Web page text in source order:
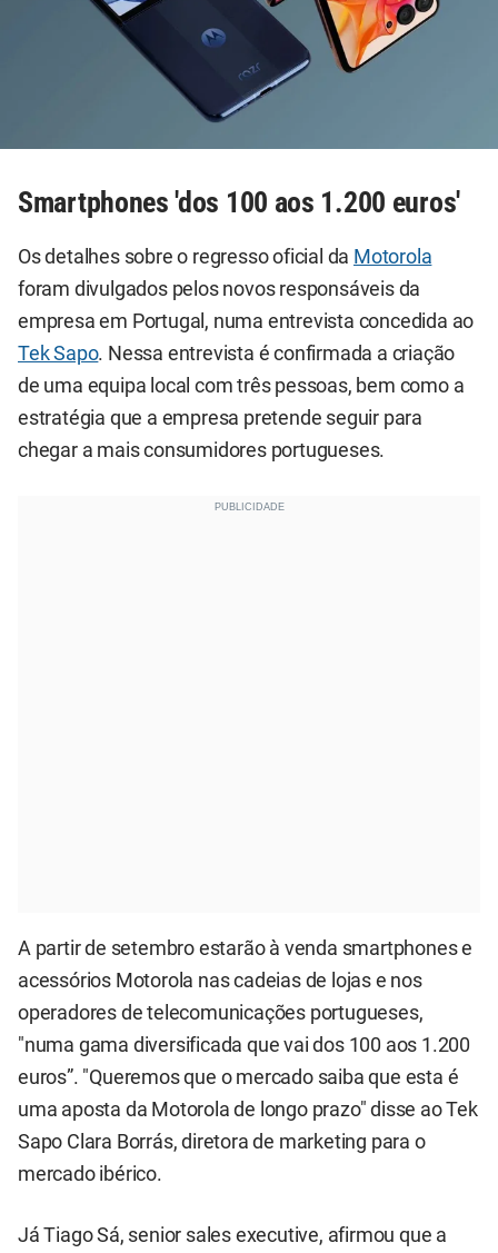
Smartphones 'dos 100 aos 1.200 euros'
Os detalhes sobre o regresso oficial da Motorola
foram divulgados pelos novos responsáveis da
empresa em Portugal, numa entrevista concedida ao
Tek Sapo. Nessa entrevista é confirmada a criação
de uma equipa local com três pessoas, bem como a
estratégia que a empresa pretende seguir para
chegar a mais consumidores portugueses.
A partir de setembro estarão à venda smartphones e
acessórios Motorola nas cadeias de lojas e nos
operadores de telecomunicações portugueses,
"numa gama diversificada que vai dos 100 aos 1.200
euros”. "Queremos que o mercado saiba que esta é
uma aposta da Motorola de longo prazo" disse ao Tek
Sapo Clara Borrás, diretora de marketing para o
mercado ibérico.
Já Tiago Sá, senior sales executive, afirmou que a